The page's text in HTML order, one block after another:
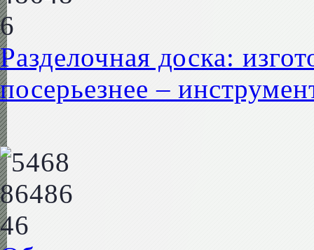
Разделочная доска:
посерьезнее –